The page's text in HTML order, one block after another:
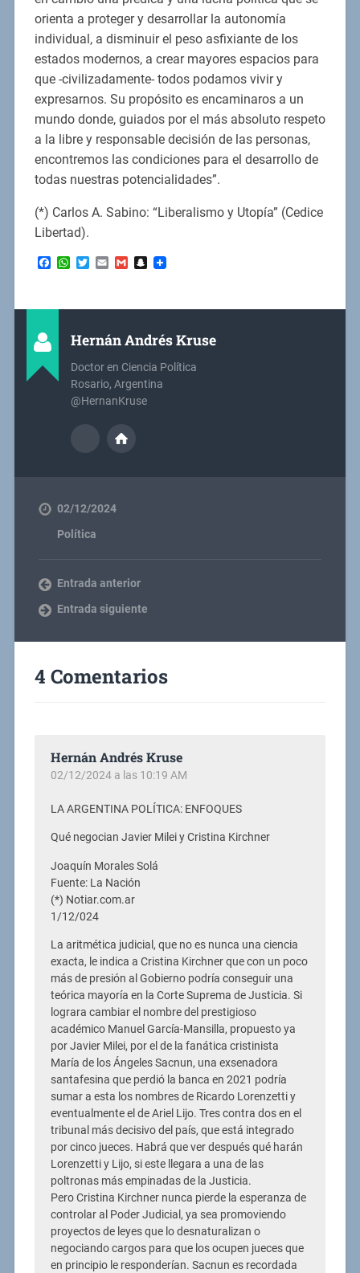
orienta a proteger y desarrollar la autonomía
individual, a disminuir el peso asfixiante de los
estados modernos, a crear mayores espacios para
que -civilizadamente- todos podamos vivir y
expresarnos. Su propósito es encaminaros a un
mundo donde, guiados por el más absoluto respeto
a la libre y responsable decisión de las personas,
encontremos las condiciones para el desarrollo de
todas nuestras potencialidades”.
(*) Carlos A. Sabino: “Liberalismo y Utopía” (Cedice
Libertad).
Facebook
WhatsApp
Twitter
EmailGmailSnapchat
Hernán Andrés Kruse
Doctor en Ciencia Política
Rosario, Argentina
@HernanKruse
02/12/2024
Política
Entrada anterior
Entrada siguiente
4 Comentarios
Hernán Andrés Kruse
02/12/2024 a las 10:19 AM
LA ARGENTINA POLÍTICA: ENFOQUES
Qué negocian Javier Milei y Cristina Kirchner
Joaquín Morales Solá
Fuente: La Nación
(*) Notiar.com.ar
1/12/024
La aritmética judicial, que no es nunca una ciencia
exacta, le indica a Cristina Kirchner que con un poco
más de presión al Gobierno podría conseguir una
teórica mayoría en la Corte Suprema de Justicia. Si
lograra cambiar el nombre del prestigioso
académico Manuel García-Mansilla, propuesto ya
por Javier Milei, por el de la fanática cristinista
María de los Ángeles Sacnun, una exsenadora
santafesina que perdió la banca en 2021 podría
sumar a esta los nombres de Ricardo Lorenzetti y
eventualmente el de Ariel Lijo. Tres contra dos en el
tribunal más decisivo del país, que está integrado
por cinco jueces. Habrá que ver después qué harán
Lorenzetti y Lijo, si este llegara a una de las
poltronas más empinadas de la Justicia.
Pero Cristina Kirchner nunca pierde la esperanza de
controlar al Poder Judicial, ya sea promoviendo
proyectos de leyes que lo desnaturalizan o
negociando cargos para que los ocupen jueces que
en principio le responderían. Sacnun es recordada